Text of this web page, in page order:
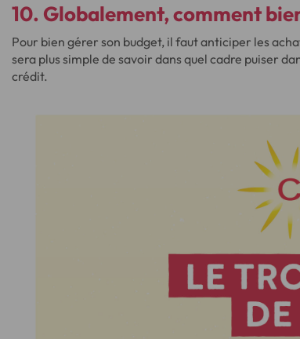
10. Globalement, comment
Pour bien gérer son budget, il faut anticiper les
sera plus simple de savoir dans quel cadre puiser
crédit.